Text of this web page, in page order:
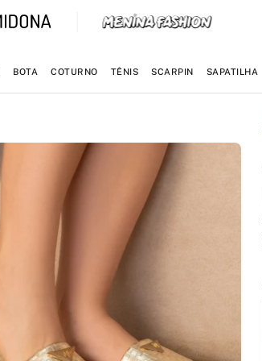
BOTA COTURNO TÊNIS SCARPIN SAPATILHA